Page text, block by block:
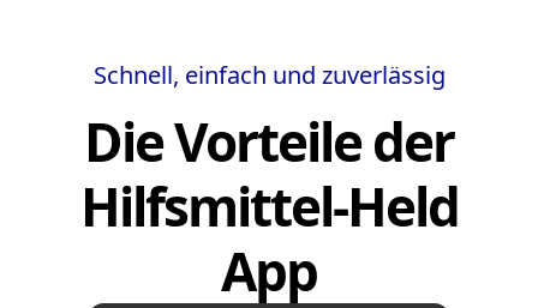
Schnell, einfach und zuverlässig
Die Vorteile der
Hilfsmittel-Held
App